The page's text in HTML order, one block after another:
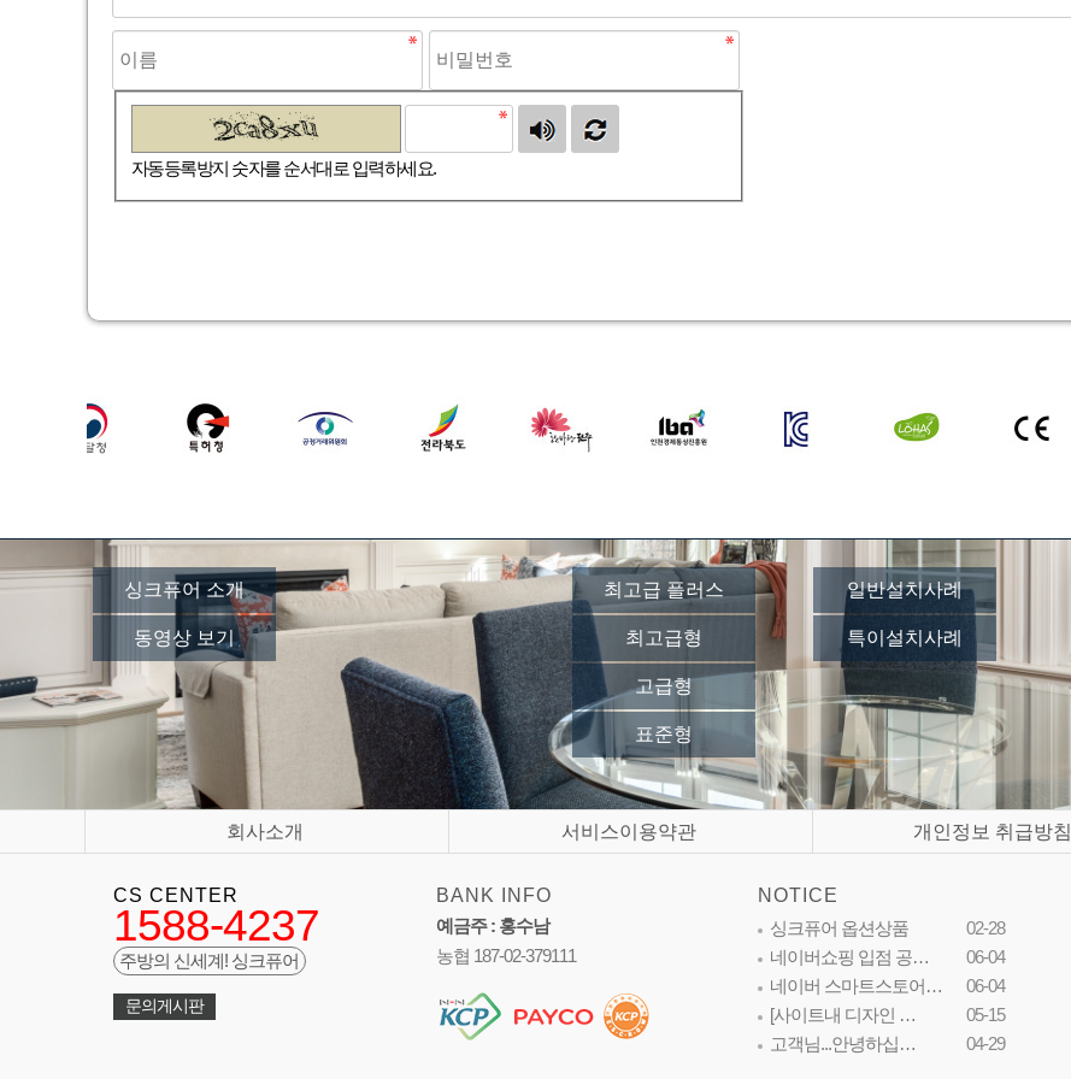
자동등록방지 숫자를 순서대로 입력하세요.
싱크퓨어 소개
동영상 보기
최고급 플러스
최고급형
고급형
표준형
일반설치사례
특이설치사례
회사소개 서비스이용약관 개인정보 취급방침
CS CENTER
1588-4237
주방의 신세계! 싱크퓨어
문의게시판
BANK INFO
예금주 : 홍수남
농협 187-02-379111
NOTICE
싱크퓨어 옵션상품
02-28
네이버쇼핑 입점 공…
06-04
네이버 스마트스토어…
06-04
[사이트내 디자인 …
05-15
고객님...안녕하십…
04-29